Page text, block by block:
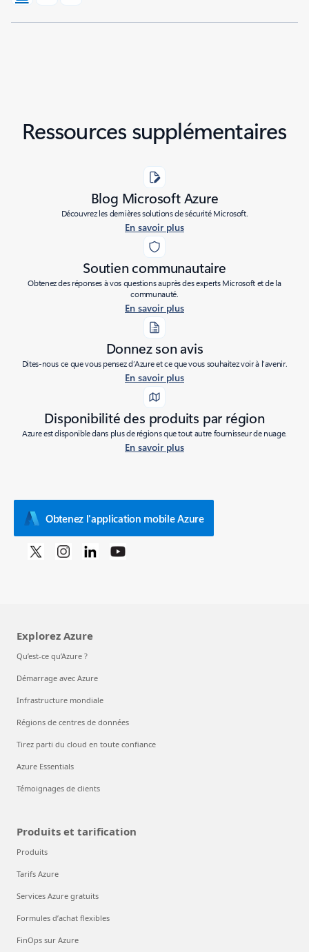
Ressources supplémentaires
Blog Microsoft Azure
Découvrez les dernières solutions de sécurité Microsoft.
En savoir plus
Soutien communautaire
Obtenez des réponses à vos questions auprès des experts Microsoft et de la
communauté.
En savoir plus
Donnez son avis
Dites-nous ce que vous pensez d’Azure et ce que vous souhaitez voir à l’avenir.
En savoir plus
Disponibilité des produits par région
Azure est disponible dans plus de régions que tout autre fournisseur de nuage.
En savoir plus
Obtenez l'application mobile Azure
Explorez Azure
Qu’est-ce qu’Azure ?
Démarrage avec Azure
Infrastructure mondiale
Régions de centres de données
Tirez parti du cloud en toute confiance
Azure Essentials
Témoignages de clients
Produits et tarification
Produits
Tarifs Azure
Services Azure gratuits
Formules d’achat flexibles
FinOps sur Azure